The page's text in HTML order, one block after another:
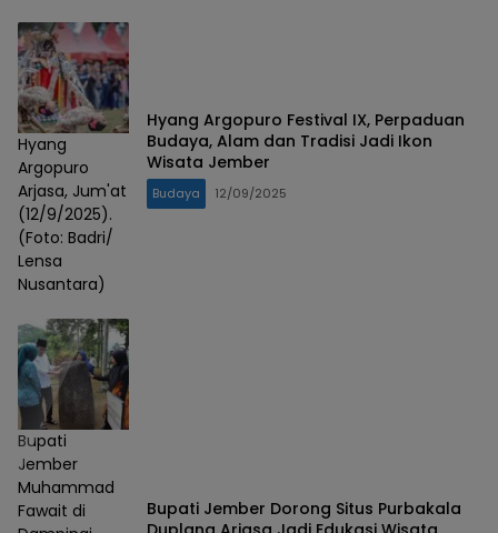
Hyang
Argopuro
Arjasa, Jum'at
(12/9/2025).
(Foto: Badri/
Lensa
Nusantara)
Hyang Argopuro Festival IX, Perpaduan
Budaya, Alam dan Tradisi Jadi Ikon
Wisata Jember
Budaya 12/09/2025
Bupati
Jember
Muhammad
Fawait di
Bupati Jember Dorong Situs Purbakala